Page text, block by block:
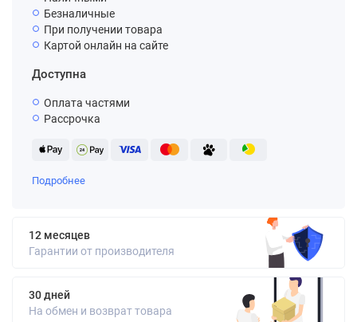
Безналичные
При получении товара
Картой онлайн на сайте
Доступна
Оплата частями
Рассрочка
Подробнее
12 месяцев
Гарантии от производителя
30 дней
На обмен и возврат товара